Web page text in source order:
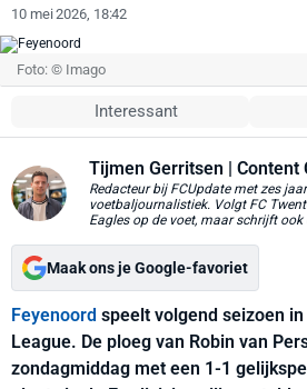
10 mei 2026, 18:42
Foto: © Imago
Interessant
Tijmen Gerritsen | Content
Redacteur bij FCUpdate met zes
voetbaljournalistiek. Volgt FC
Eagles op de voet, maar schrijft ook
Maak ons je Google-favoriet
Feyenoord speelt volgend seizoen
League. De ploeg van Robin van
zondagmiddag met een 1-1